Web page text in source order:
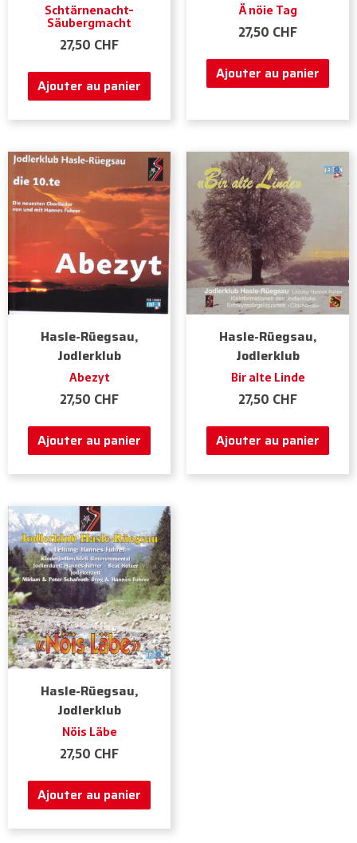
Schtärnenacht-
Säubergmacht
27,50 CHF
Ajouter au panier
Ä nöie Tag
27,50 CHF
Ajouter au panier
Hasle-Rüegsau,
Jodlerklub
Abezyt
27,50 CHF
Ajouter au panier
Hasle-Rüegsau,
Jodlerklub
Bir alte Linde
27,50 CHF
Ajouter au panier
Hasle-Rüegsau,
Jodlerklub
Nöis Läbe
27,50 CHF
Ajouter au panier